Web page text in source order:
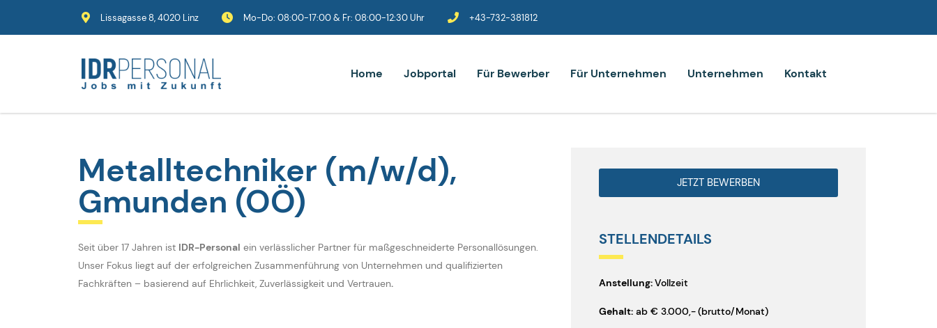
Lissagasse 8, 4020 Linz Mo-Do: 08:00-17:00 & Fr: 08:00-12:30 Uhr +43-732-381812
Home Jobportal Für Bewerber Für Unternehmen Unternehmen Kontakt
Metalltechniker (m/w/d),
Gmunden (OÖ)
Seit über 17 Jahren ist IDR-Personal ein verlässlicher Partner für maßgeschneiderte Personallösungen.
Unser Fokus liegt auf der erfolgreichen Zusammenführung von Unternehmen und qualifizierten
Fachkräften – basierend auf Ehrlichkeit, Zuverlässigkeit und Vertrauen.
JETZT BEWERBEN
STELLENDETAILS
Anstellung:Vollzeit
Gehalt:ab € 3.000,-(brutto/Monat)